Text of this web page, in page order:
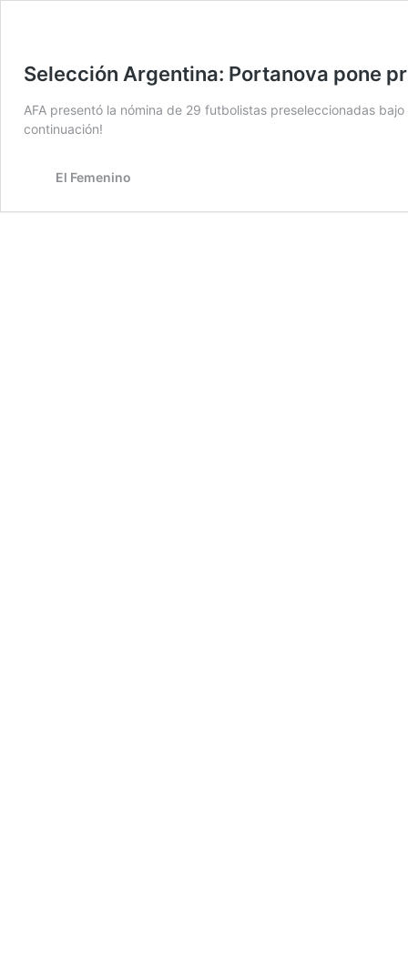
Selección Argentina: Portanova pone
AFA presentó la nómina de 29 futbolistas preseleccionadas
continuación!
El Femenino